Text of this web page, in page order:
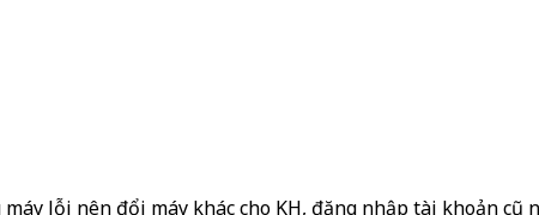
lỗi nên đổi máy khác cho KH, đăng nhập tài khoản cũ